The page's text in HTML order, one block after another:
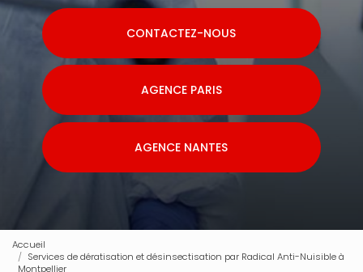
CONTACTEZ-NOUS
AGENCE PARIS
AGENCE NANTES
Accueil
Services de dératisation et désinsectisation par Radical Anti-Nuisible à
Montpellier